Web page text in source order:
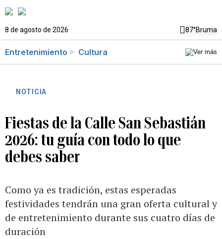
8 de agosto de 2026 87°Bruma
Entretenimiento Cultura
NOTICIA
Fiestas de la Calle San Sebastián
2026: tu guía con todo lo que
debes saber
Como ya es tradición, estas esperadas
festividades tendrán una gran oferta cultural y
de entretenimiento durante sus cuatro días de
duración